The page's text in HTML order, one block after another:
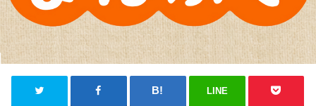
LINE